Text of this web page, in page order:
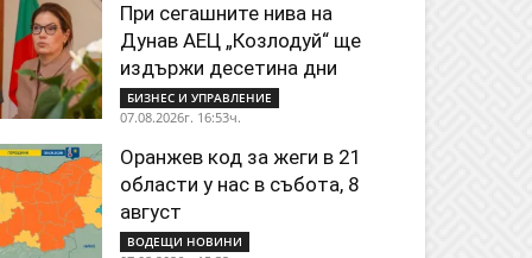
При сегашните нива на
Дунав АЕЦ „Козлодуй“ ще
издържи десетина дни
БИЗНЕС И УПРАВЛЕНИЕ
07.08.2026г. 16:53ч.
Оранжев код за жеги в 21
области у нас в събота, 8
август
ВОДЕЩИ НОВИНИ